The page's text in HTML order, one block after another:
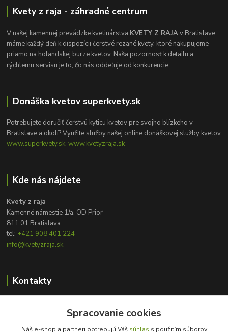
Kvety z raja - záhradné centrum
V našej kamennej prevádzke kvetinárstva KVETY Z RAJAv Bratislave
máme každý deň k dispozícii čerstvé rezané kvety, ktoré nakupujeme
priamo na holandskej burze kvetov. Naša pozornosť k detailu a
rýchlemu servisu je to, čo nás oddeľuje od konkurencie.
Donáška kvetov superkvety.sk
Potrebujete doručiť čerstvú kyticu kvetov pre svojho blízkeho v
Bratislave a okolí? Využite služby našej online donáškovej služby kvetov
www.superkvety.sk, www.kvetyzraja.sk
Kde nás nájdete
Kvety z raja
Kamenné námestie 1/a, OD Prior
811 01 Bratislava
tel: +421 908 401 224
info@kvetyzraja.sk
Kontakty
+421 908 401 224
Spracovanie cookies
Náš e-shop a partneri potrebujú Váš súhlas s použitím súborov